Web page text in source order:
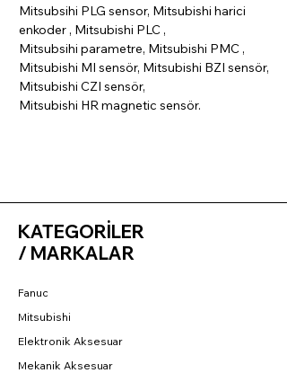
Mitsubsihi PLG sensor, Mitsubishi harici
enkoder , Mitsubishi PLC ,
Mitsubsihi parametre, Mitsubishi PMC ,
Mitsubishi MI sensör, Mitsubishi BZI sensör,
Mitsubishi CZI sensör,
Mitsubishi HR magnetic sensör.
KATEGORİLER
/ MARKALAR
Fanuc
Mitsubishi
Elektronik Aksesuar
Mekanik Aksesuar